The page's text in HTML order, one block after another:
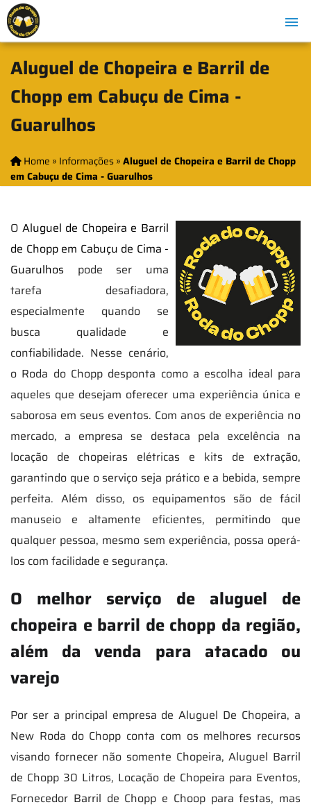
Aluguel de Chopeira e Barril de
Chopp em Cabuçu de Cima -
Guarulhos
Home » Informações»Aluguel de Chopeira e Barril de Chopp
em Cabuçu de Cima - Guarulhos
O Aluguel de Chopeira e Barril
de Chopp em Cabuçu de Cima -
Guarulhos pode ser uma
tarefa desafiadora,
especialmente quando se
busca qualidade e
confiabilidade. Nesse cenário,
o Roda do Chopp desponta como a escolha ideal para
aqueles que desejam oferecer uma experiência única e
saborosa em seus eventos. Com anos de experiência no
mercado, a empresa se destaca pela excelência na
locação de chopeiras elétricas e kits de extração,
garantindo que o serviço seja prático e a bebida, sempre
perfeita. Além disso, os equipamentos são de fácil
manuseio e altamente eficientes, permitindo que
qualquer pessoa, mesmo sem experiência, possa operá-
los com facilidade e segurança.
O melhor serviço de aluguel de
chopeira e barril de chopp da região,
além da venda para atacado ou
varejo
Por ser a principal empresa de Aluguel De Chopeira, a
New Roda do Chopp conta com os melhores recursos
visando fornecer não somente Chopeira, Aluguel Barril
de Chopp 30 Litros, Locação de Chopeira para Eventos,
Fornecedor Barril de Chopp e Choop para festas, mas